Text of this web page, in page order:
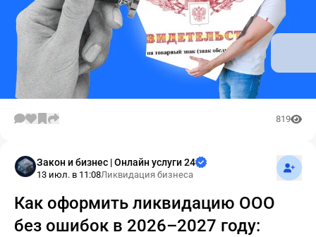
819
Закон и бизнес | Онлайн услуги 24
13 июл. в 11:08Ликвидация бизнеса
Как оформить ликвидацию ООО
без ошибок в 2026–2027 году: